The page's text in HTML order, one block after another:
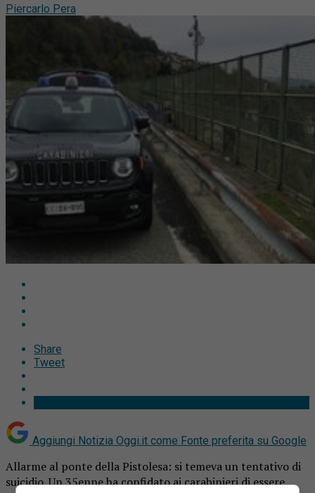
Piercarlo Pera
Share
Tweet
Aggiungi Notizia Oggi.it come Fonte preferita su Google
Allarme al ponte della Pistolesa: si temeva un tentativo di
suicidio. Un 35enne ha confidato ai carabinieri di essere